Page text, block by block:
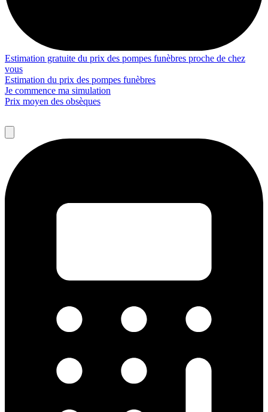
Estimation gratuite du prix des pompes funèbres proche de chez
vous
Estimation du prix des pompes funèbres
Je commence ma simulation
Prix moyen des obsèques